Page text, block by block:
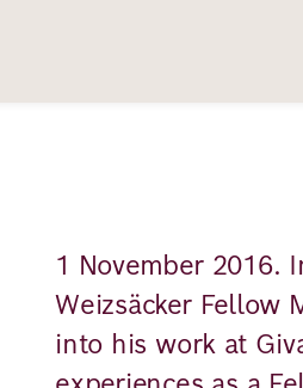
1 November 2016.
Weizsäcker Fellow
into his work at